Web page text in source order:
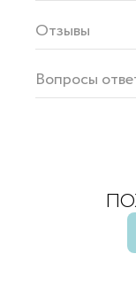
Отзывы
Вопросы